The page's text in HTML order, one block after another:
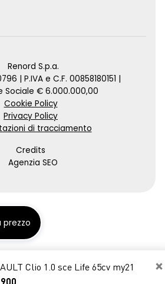
×
Clio 1.0 sce Life 65cv my21
Renord S.p.a.
| P.IVA e C.F. 00858180151 |
Sociale € 6.000.000,00
Cookie Policy
Privacy Policy
di tracciamento
Credits
Agenzia SEO
prezzo